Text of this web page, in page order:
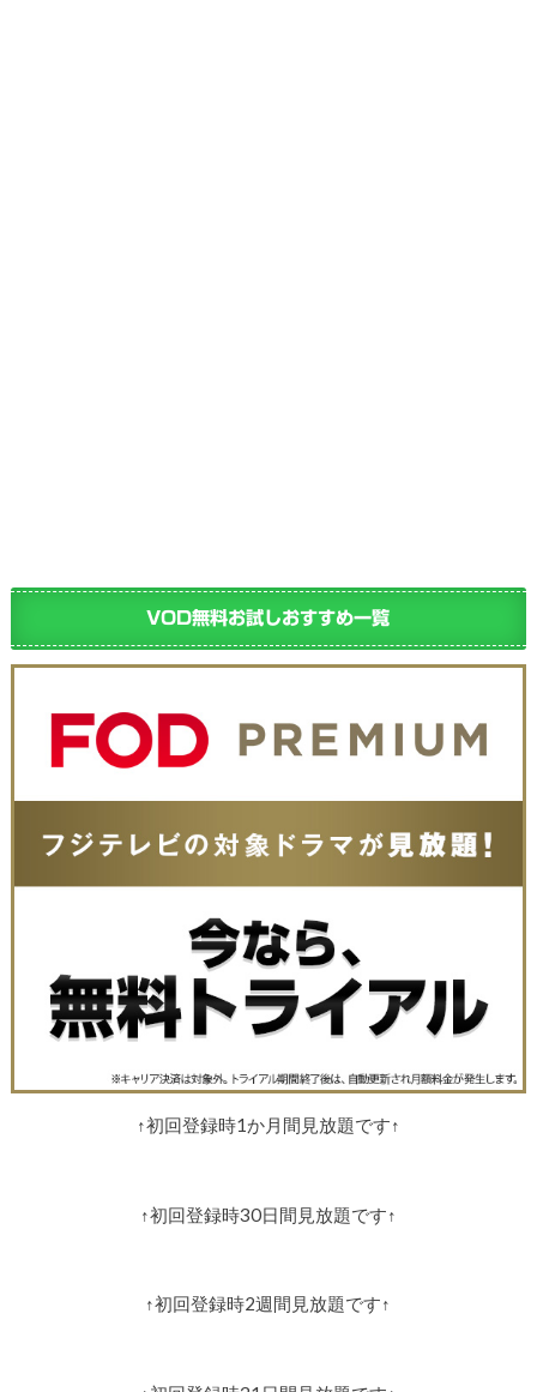
VOD無料お試しおすすめ一覧
↑初回登録時1か月間見放題です↑
↑初回登録時30日間見放題です↑
↑初回登録時2週間見放題です↑